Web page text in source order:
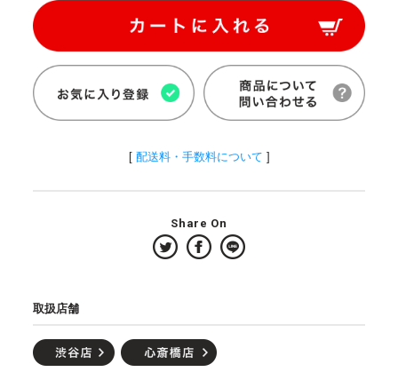
[ 配送料・手数料について ]
Share On
取扱店舗